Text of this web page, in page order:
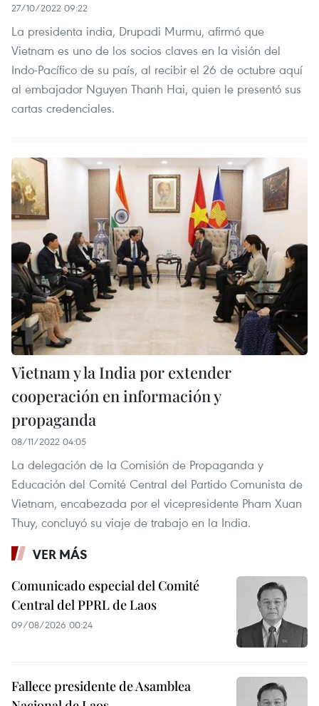
27/10/2022 09:22
La presidenta india, Drupadi Murmu, afirmó que
Vietnam es uno de los socios claves en la visión del
Indo-Pacífico de su país, al recibir el 26 de octubre aquí
al embajador Nguyen Thanh Hai, quien le presentó sus
cartas credenciales.
Vietnam y la India por extender
cooperación en información y
propaganda
08/11/2022 04:05
La delegación de la Comisión de Propaganda y
Educación del Comité Central del Partido Comunista de
Vietnam, encabezada por el vicepresidente Pham Xuan
Thuy, concluyó su viaje de trabajo en la India.
VER MÁS
Comunicado especial del Comité
Central del PPRL de Laos
09/08/2026 00:24
Fallece presidente de Asamblea